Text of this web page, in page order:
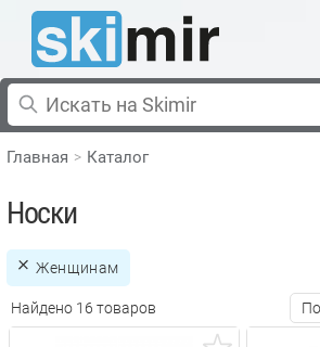
Главная Каталог
Носки
Женщинам
Найдено 16 товаров